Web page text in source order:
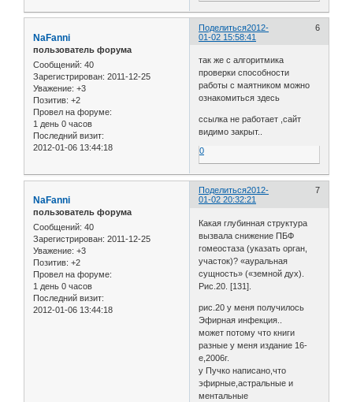
Поделиться 6
2012-
01-02 15:58:41
NaFanni
пользователь форума
Сообщений: 40
Зарегистрирован: 2011-12-25
Уважение: +3
Позитив: +2
Провел на форуме:
1 день 0 часов
Последний визит:
2012-01-06 13:44:18
так же с алгоритмика
проверки способности
работы с маятником можно
ознакомиться здесь
ссылка не работает ,сайт
видимо закрыт..
0
Поделиться 7
2012-
01-02 20:32:21
NaFanni
пользователь форума
Сообщений: 40
Зарегистрирован: 2011-12-25
Уважение: +3
Позитив: +2
Провел на форуме:
1 день 0 часов
Последний визит:
2012-01-06 13:44:18
Какая глубинная структура
вызвала снижение ПБФ
гомеостаза (указать орган,
участок)? «ауральная
сущность» («земной дух).
Рис.20. [131].
рис.20 у меня получилось
Эфирная инфекция..
может потому что книги
разные у меня издание 16-
е,2006г.
у Пучко написано,что
эфирные,астральные и
ментальные